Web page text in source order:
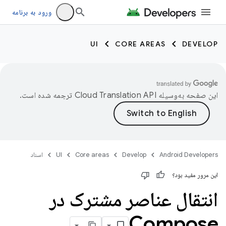
ورود به برنامه
DEVELOP
CORE AREAS
UI
این صفحه به‌وسیله ترجمه شده است.
Android Developers
Develop
Core areas
UI اسناد
این مرور مفید بود؟
انتقال عناصر مشترک در